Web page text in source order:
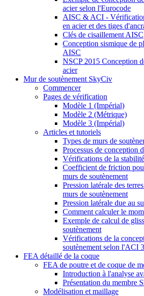
acier selon l'Eurocode
AISC & ACI -
en acier et des tiges
Clés de cisaillement AISC
Conception sismique de
AISC
NSCP 2015 Conception
acier
Mur de soutènement SkyCiv
Commencer
Pages de vérification
Modèle 1 (Impérial)
Modèle 2 (Métrique)
Modèle 3 (Impérial)
Articles et tutoriels
Types de murs de
Processus de conception
Vérifications de la
Coefficient de friction
murs de soutènement
Pression latérale des
murs de soutènement
Pression latérale due au
Comment calculer le
Exemple de calcul de
soutènement
Vérifications de la
soutènement selon l'ACI
FEA détaillé de la coque
FEA de poutre et de coque de
Introduction à l'analyse
Présentation du membre
Modélisation et maillage